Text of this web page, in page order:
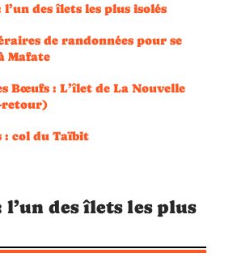
l’un des îlets les plus isolés
de randonnées pour se
Mafate
Bœufs : L’îlet de La Nouvelle
retour)
: col du Taïbit
l’un des îlets les plus